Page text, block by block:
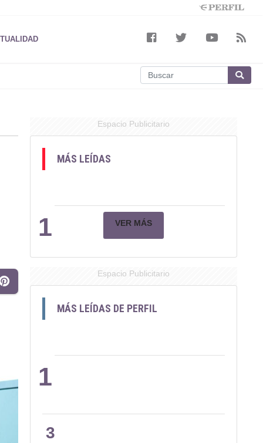
Espacio Publicitario
MÁS LEÍDAS
1 VER MÁS
Espacio Publicitario
MÁS LEÍDAS DE PERFIL
1
2
3